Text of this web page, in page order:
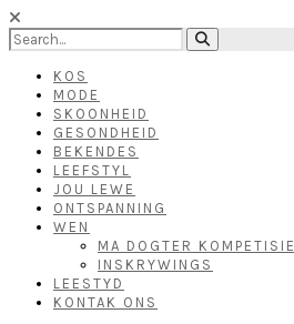
KOS
MODE
SKOONHEID
GESONDHEID
BEKENDES
LEEFSTYL
JOU LEWE
ONTSPANNING
WEN
MA DOGTER KOMPETISIE
INSKRYWINGS
LEESTYD
KONTAK ONS